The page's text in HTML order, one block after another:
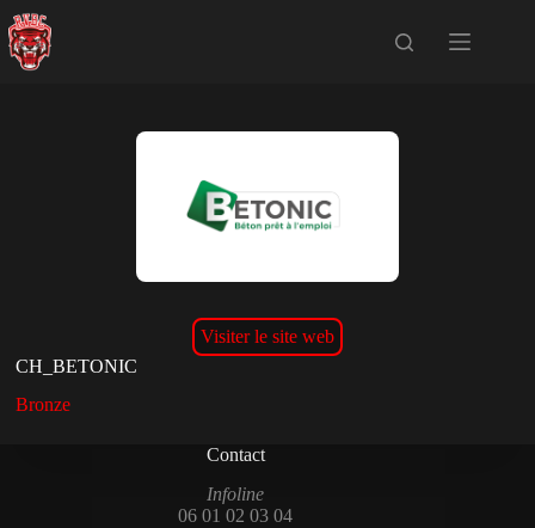
Passer
au
contenu
Visiter le site web
CH_BETONIC
Bronze
Contact
Infoline
06 01 02 03 04